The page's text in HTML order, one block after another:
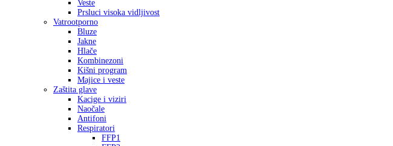
Veste
Prsluci visoka vidljivost
Vatrootporno
Bluze
Jakne
Hlače
Kombinezoni
Kišni program
Majice i veste
Zaštita glave
Kacige i viziri
Naočale
Antifoni
Respiratori
FFP1